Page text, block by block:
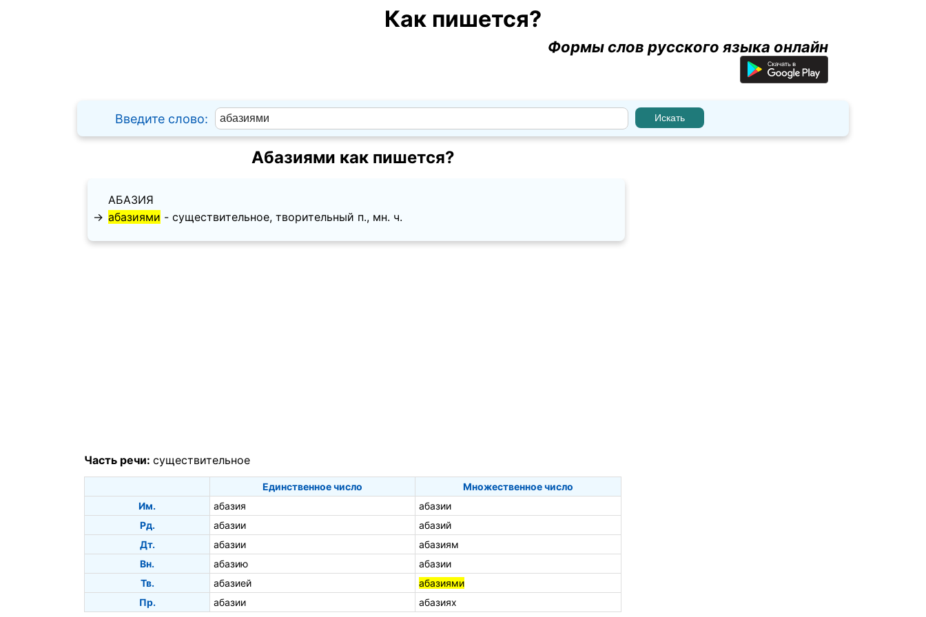
Как пишется?
Формы слов русского языка онлайн
Введите слово:
Абазиями как пишется?
АБАЗИЯ
→ абазиями - существительное, творительный п., мн. ч.
Часть речи: существительное
Единственное число
Множественное число
Им.
абазия
абазии
Рд.
абазии
абазий
Дт.
абазии
абазиям
Вн.
абазию
абазии
Тв.
абазией
абазиями
Пр.
абазии абазиях